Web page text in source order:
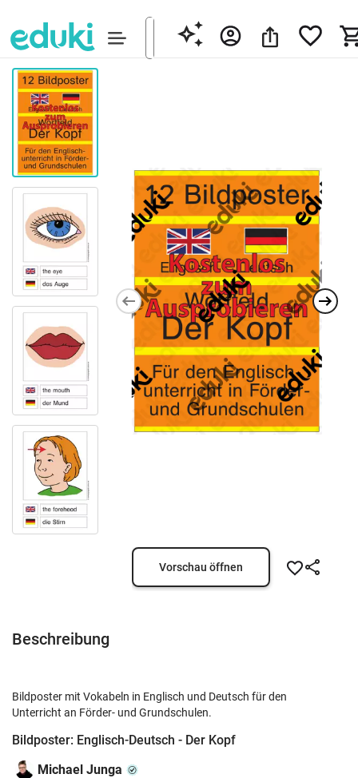
Vorschau öffnen
Beschreibung
Bildposter mit Vokabeln in Englisch und Deutsch für den
Unterricht an Förder- und Grundschulen.
Bildposter: Englisch-Deutsch - Der Kopf
Michael Junga